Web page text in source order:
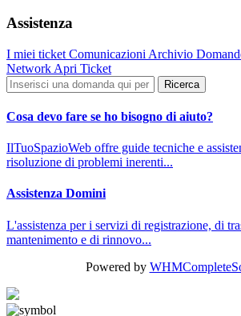
Assistenza
I miei ticket Comunicazioni Archivio
Network Apri Ticket
Cosa devo fare se ho bisogno di aiuto?
IlTuoSpazioWeb offre guide tecniche e
risoluzione di problemi inerenti...
Assistenza Domini
L'assistenza per i servizi di registrazione, di
mantenimento e di rinnovo...
Powered by